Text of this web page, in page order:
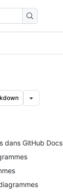
dans GitHub Docs